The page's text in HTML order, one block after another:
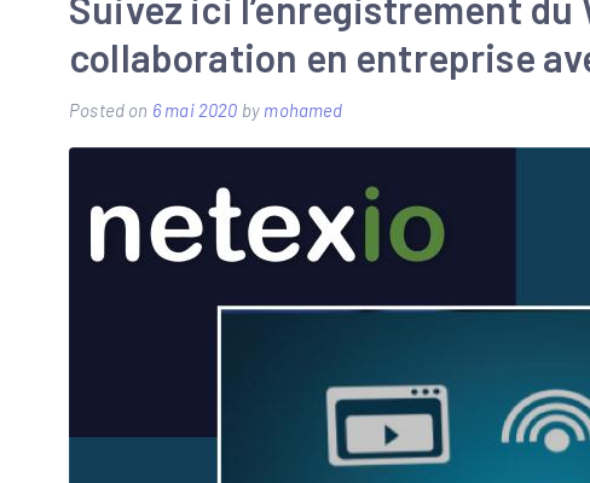
collaboration en entreprise
Posted on 6 mai 2020 by mohamed